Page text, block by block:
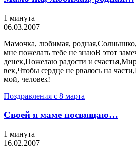
1 минута
06.03.2007
Мамочка, любимая,
мне пожелать тебе не знаюВ этот
денек,Пожелаю радости и
век,Чтобы сердце не рвалось на
мой, человек!
Поздравления с 8 марта
Своей я маме посвящаю…
1 минута
16.02.2007